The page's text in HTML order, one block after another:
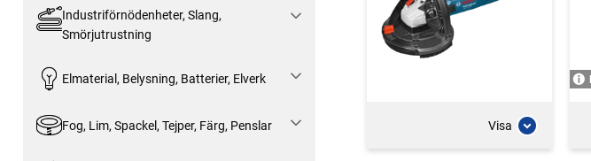
Industriförnödenheter, Slang,
Smörjutrustning
Elmaterial, Belysning, Batterier, Elverk
Fog, Lim, Spackel, Tejper, Färg, Penslar Visa